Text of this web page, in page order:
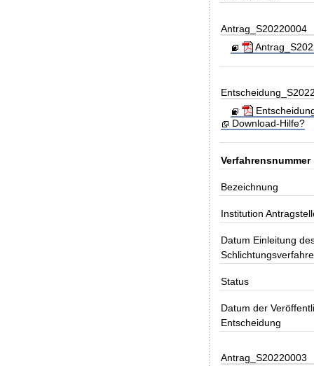
Antrag_S20220004
Download-Hilfe?
Verfahrensnummer
Bezeichnung
Institution
Datum Einleitung
Status
Datum der
Entscheidung
Antrag_S20220003